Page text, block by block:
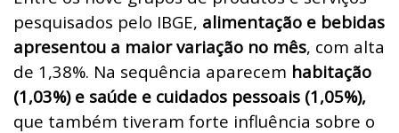
pesquisados pelo IBGE, alimentação e bebidas
apresentou a maior variação no mês, com alta
de 1,38%. Na sequência aparecem habitação
(1,03%) e saúde e cuidados pessoais (1,05%),
que também tiveram forte influência sobre o